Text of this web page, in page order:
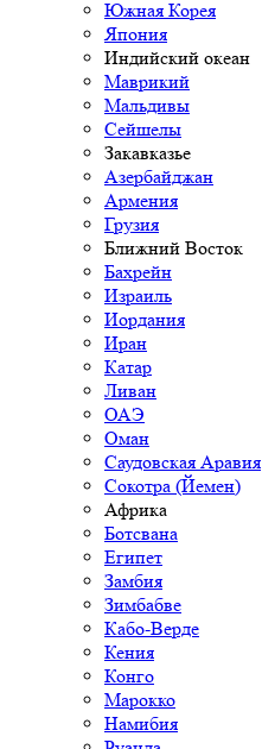
Южная Корея
Япония
Индийский океан
Маврикий
Мальдивы
Сейшелы
Закавказье
Азербайджан
Армения
Грузия
Ближний Восток
Бахрейн
Израиль
Иордания
Иран
Катар
Ливан
ОАЭ
Оман
Саудовская Аравия
Сокотра (Йемен)
Африка
Ботсвана
Египет
Замбия
Зимбабве
Кабо-Верде
Кения
Конго
Марокко
Намибия